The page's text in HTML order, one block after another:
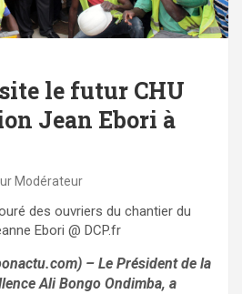
le futur CHU
Jean Ebori à
Modérateur
des ouvriers du chantier du
Ebori @ DCP.fr
– Le Président de la
Ali Bongo Ondimba, a